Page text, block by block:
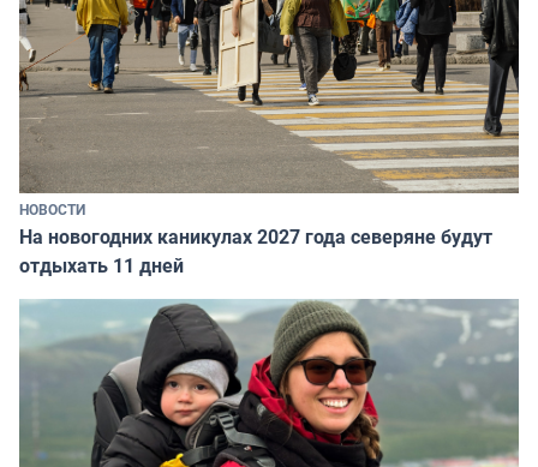
НОВОСТИ
На новогодних каникулах 2027 года северяне будут
отдыхать 11 дней